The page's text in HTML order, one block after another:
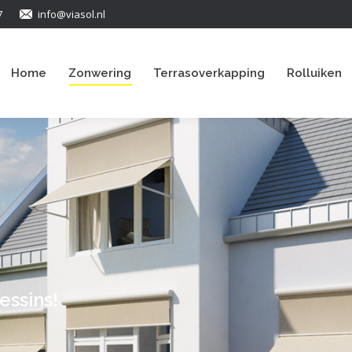
info@viasol.nl
Home Zonwering Terrasoverkapping Rolluiken